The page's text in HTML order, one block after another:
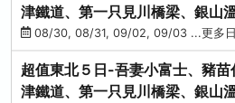
津鐵道、第一只見川橋梁、銀山
原纜車
08/30, 08/31, 09/02, 09/03 ...更多
超值東北５日-吾妻小富士、豬
津鐵道、第一只見川橋梁、銀山